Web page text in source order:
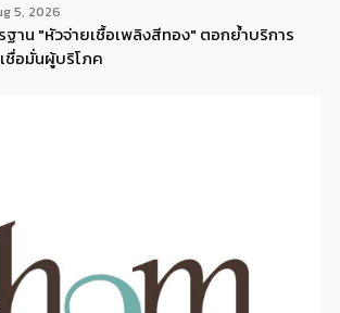
5, 2026
าน "หัวจ่ายเชื้อเพลิงสีทอง" ตอกย้ำบริการ
ชื่อมั่นผู้บริโภค